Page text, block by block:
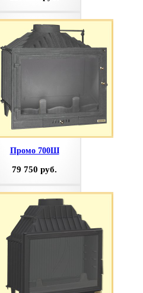
Промо 700Ш
79 750 руб.